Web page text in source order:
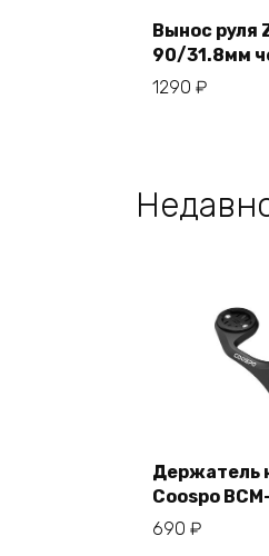
Вынос руля
90/31.8мм
1290 ₽
Держатель
Coospo
690 ₽